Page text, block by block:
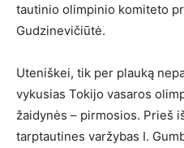
tautinio olimpinio komiteto
Gudzinevičiūtė.
Uteniškei, tik per plauką
vykusias Tokijo vasaros
žaidynės – pirmosios. Prieš
tarptautines varžybas I.